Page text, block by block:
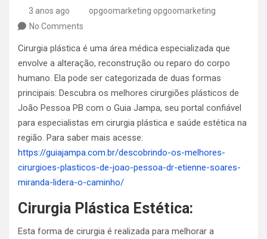
3 anos ago
opgoomarketing opgoomarketing
No Comments
Cirurgia plástica é uma área médica especializada que
envolve a alteração, reconstrução ou reparo do corpo
humano. Ela pode ser categorizada de duas formas
principais: Descubra os melhores cirurgiões plásticos de
João Pessoa PB com o Guia Jampa, seu portal confiável
para especialistas em cirurgia plástica e saúde estética na
região. Para saber mais acesse:
https://guiajampa.com.br/descobrindo-os-melhores-
cirurgioes-plasticos-de-joao-pessoa-dr-etienne-soares-
miranda-lidera-o-caminho/
Cirurgia Plástica Estética:
Esta forma de cirurgia é realizada para melhorar a